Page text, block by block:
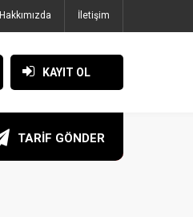
Hakkımızda İletişim
KAYIT OL
TARİF GÖNDER